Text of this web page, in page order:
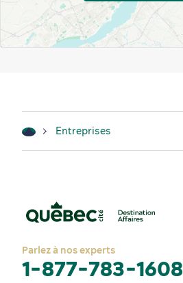
Entreprises
Parlez à nos experts
1-877-783-1608